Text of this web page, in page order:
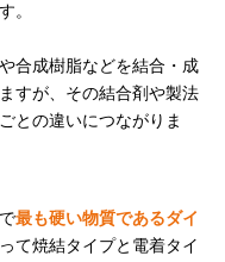
。
合成樹脂などを結合・成
すが、その結合剤や製法
との違いにつながりま
最も硬い物質であるダイ
て焼結タイプと電着タイ